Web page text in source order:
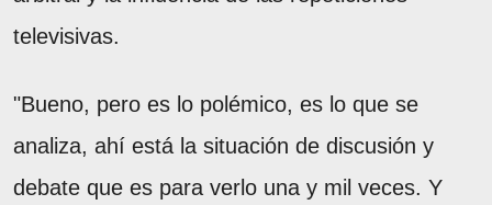
televisivas.
"Bueno, pero es lo polémico, es lo que se
analiza, ahí está la situación de discusión y
debate que es para verlo una y mil veces. Y